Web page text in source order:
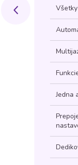
Jedna